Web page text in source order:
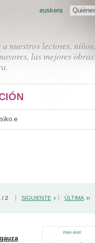
a nuestros lectores, niños,
las mejores
euskera
/ 2 SIGUIENTE ÚLTIMA